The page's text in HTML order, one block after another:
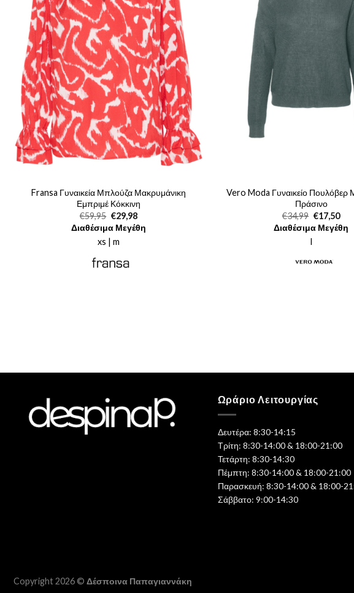
Fransa Γυναικεία Μπλούζα Μακρυμάνικη
Εμπριμέ Κόκκινη
€59,95 Original
price
was:
€59,95.
€29,98Η
τρέχουσα
τιμή
Διαθέσιμα Μεγέθη
xs | m
Vero Moda Γυναικείο Πουλόβερ
Πράσινο
€34,99 Original
price
was:
€17,50Η
τιμή
Διαθέσιμα Μεγέθη
l
Ωράριο Λειτουργίας
Δευτέρα: 8:30-14:15
Τρίτη: 8:30-14:00 & 18:00-21:00
Τετάρτη: 8:30-14:30
Πέμπτη: 8:30-14:00 & 18:00-21:00
Παρασκευή: 8:30-14:00 & 18:00-
Σάββατο: 9:00-14:30
Copyright 2026 © Δέσποινα Παπαγιαννάκη